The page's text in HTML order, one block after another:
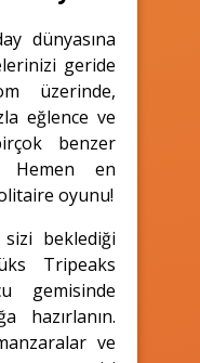
dünyasına
geride
üzerinde,
eğlence ve
benzer
Hemen en
oyunu!
sizi beklediği
Tripeaks
gemisinde
hazırlanın.
ve